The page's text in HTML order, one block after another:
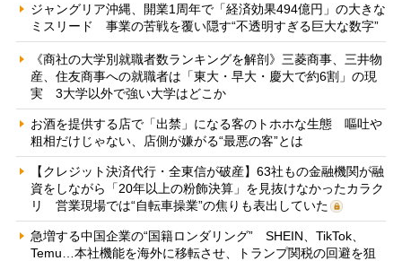
ジャングリア沖縄、開業1周年で「経済効果494億円」の大きな
ミスリード 事業の苦戦を覆い隠す“不透明すぎる巨大な数字”
《商社の大学別就職者数ランキングを解剖》三菱商事、三井物
産、住友商事への就職者は「東大・早大・慶大で約6割」の現
実 3大学以外で強い大学はどこか
お酒を提供する店で「出禁」になる客のトホホな生態 嘔吐や
粗相だけじゃない、店側が嫌がる“最悪の客”とは
【クレジット決済代行・全東信が破産】63社もの金融機関が融
資をしながら「20年以上の粉飾決算」を見抜けなかったカラク
リ 営業現場では“自転車操業”の焦りも表出していた
急増する中国企業の“国籍ロンダリング” SHEIN、TikTok、
Temu…本社機能を海外に移転させ、トランプ関税の回避を狙